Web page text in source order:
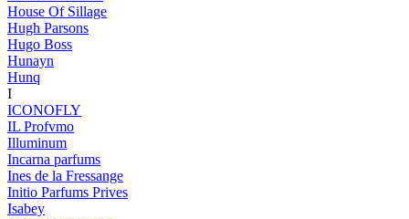
House Of Sillage
Hugh Parsons
Hugo Boss
Hunayn
Hunq
I
ICONOFLY
IL Profvmo
Illuminum
Incarna parfums
Ines de la Fressange
Initio Parfums Prives
Isabey